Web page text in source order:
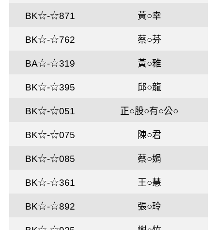
BK☆-☆871 黃○幸
BK☆-☆762 蔡○芬
BA☆-☆319 黃○雅
BK☆-☆395 邱○龍
BK☆-☆051 正○股○有○公○
BK☆-☆075 陳○君
BK☆-☆085 蔡○娟
BK☆-☆361 王○慧
BK☆-☆892 張○玲